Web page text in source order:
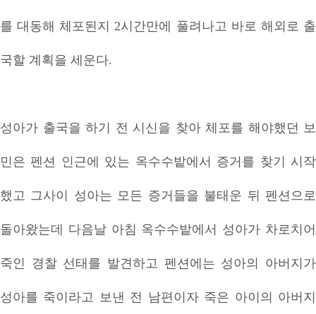
를 대동해 체포된지 2시간만에 풀려나고 바로 해외로 출
국할 계획을 세운다.
성아가 출국을 하기 전 시신을 찾아 체포를 해야했던 보
민은 펜션 인근에 있는 옥수수밭에서 증거를 찾기 시작
했고 그사이 성아는 모든 증거들을 불태운 뒤 펜션으로
돌아왔는데 다음날 아침 옥수수밭에서 성아가 차로치어
죽인 경찰 선태를 발견하고 펜션에는 성아의 아버지가
성아를 죽이라고 보낸 전 남편이자 죽은 아이의 아버지